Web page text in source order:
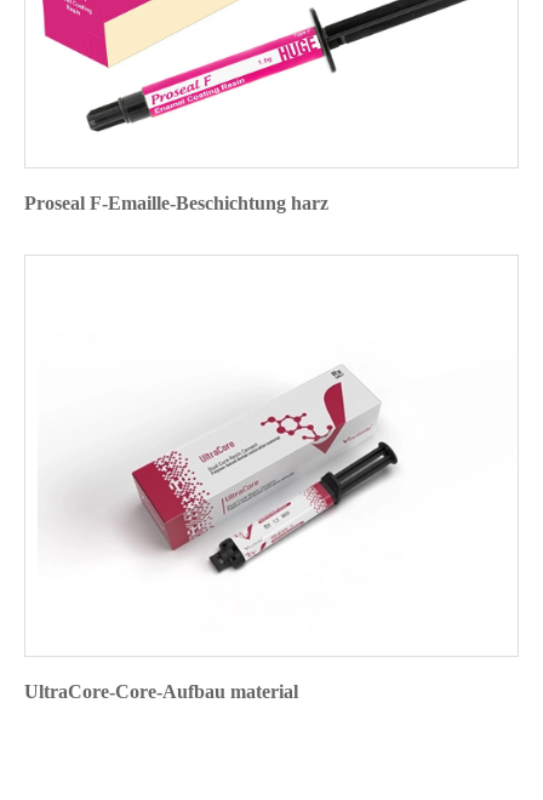
Proseal F-Emaille-Beschichtung harz
UltraCore-Core-Aufbau material